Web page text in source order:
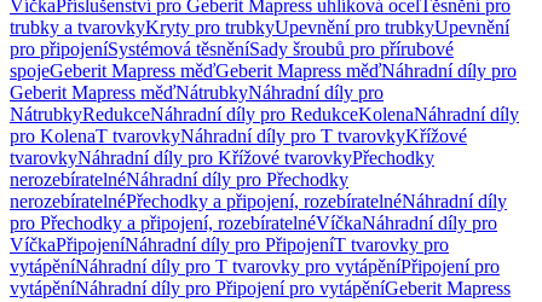
VíčkaPříslušenství pro Geberit Mapress uhlíková ocelTěsnění pro
trubky a tvarovkyKryty pro trubkyUpevnění pro trubkyUpevnění
pro připojeníSystémová těsněníSady šroubů pro přírubové
spojeGeberit Mapress měďGeberit Mapress měďNáhradní díly pro
Geberit Mapress měďNátrubkyNáhradní díly pro
NátrubkyRedukceNáhradní díly pro RedukceKolenaNáhradní díly
pro KolenaT tvarovkyNáhradní díly pro T tvarovkyKřížové
tvarovkyNáhradní díly pro Křížové tvarovkyPřechodky
nerozebíratelnéNáhradní díly pro Přechodky
nerozebíratelnéPřechodky a připojení, rozebíratelnéNáhradní díly
pro Přechodky a připojení, rozebíratelnéVíčkaNáhradní díly pro
VíčkaPřipojeníNáhradní díly pro PřipojeníT tvarovky pro
vytápěníNáhradní díly pro T tvarovky pro vytápěníPřipojení pro
vytápěníNáhradní díly pro Připojení pro vytápěníGeberit Mapress